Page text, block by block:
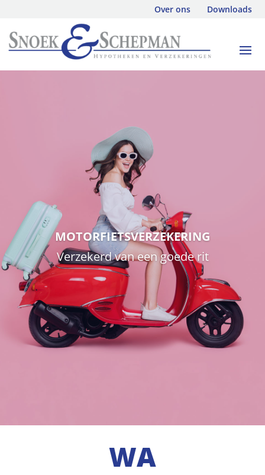
Over ons Downloads
MOTORFIETSVERZEKERING
Verzekerd van een goede rit
WA